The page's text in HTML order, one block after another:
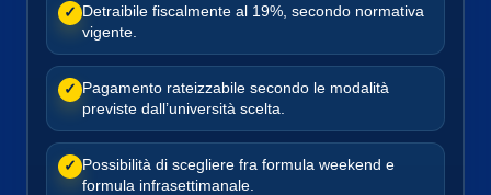
✓ Detraibile fiscalmente al 19%, secondo normativa
vigente.
✓ Pagamento rateizzabile secondo le modalità
previste dall’università scelta.
✓ Possibilità di scegliere fra formula weekend e
formula infrasettimanale.